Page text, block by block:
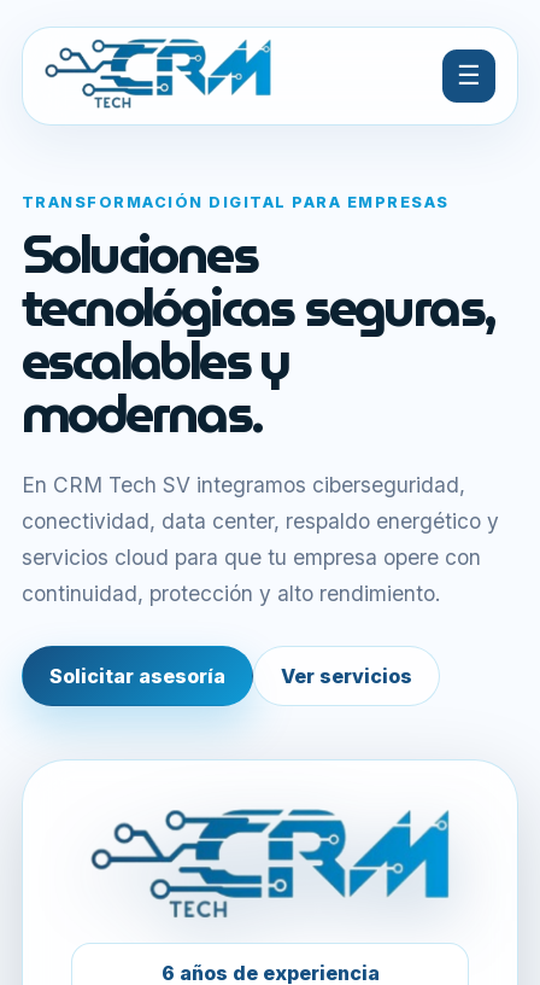
☰
TRANSFORMACIÓN DIGITAL PARA EMPRESAS
Soluciones
tecnológicas seguras,
escalables y
modernas.
En CRM Tech SV integramos ciberseguridad,
conectividad, data center, respaldo energético y
servicios cloud para que tu empresa opere con
continuidad, protección y alto rendimiento.
Solicitar asesoría Ver servicios
6 años de experiencia